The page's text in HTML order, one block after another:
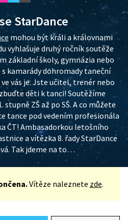
StarDance
mohou být králi a královnami
vyhlašuje druhý ročník soutěže
základní školy, gymnázia nebo
kamarády dohromady taneční
vás je. Jste učitel, trenér nebo
děti k tanci! Soutěžíme
ZŠ až po SŠ. A co můžete
tance pod vedením profesionála
ČT! Ambasadorkou letošního
a vítězka 8. řady StarDance
Tak jdeme na to…
Vítěze naleznete zde.